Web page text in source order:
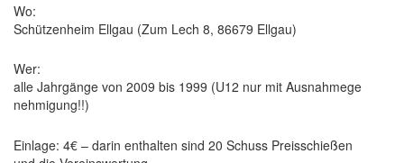
Wo:
Schützenheim Ellgau (Zum Lech 8, 86679 Ellgau)
Wer:
alle Jahrgänge von 2009 bis 1999 (U12 nur mit Ausnahmege
nehmigung!!)
Einlage: 4€ – darin enthalten sind 20 Schuss Preisschießen